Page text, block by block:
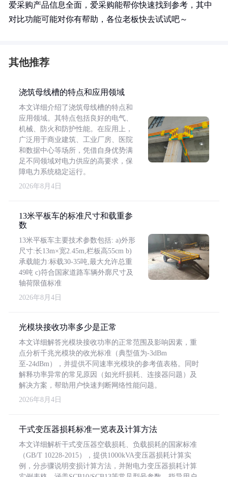
爱采购产品信息全面，爱采购能帮你快速找到参考，其中
对比功能可能对你有帮助，各位老板快去试试吧～
其他推荐
浇筑母线槽的特点和应用领域
本文详细介绍了浇筑母线槽的特点和
应用领域。其特点包括良好的电气、
机械、防火和防护性能。在应用上，
广泛用于商业建筑、工业厂房、医院
和数据中心等场所，凭借自身优势满
足不同领域对电力供应的高要求，保
障电力系统稳定运行。
2026年8月4日
13米平板车的标准尺寸和载重参
数
13米平板车主要技术参数包括: a)外形
尺寸:长13m×宽2.45m,栏板高55cm b)
承载能力:标载30-35吨,最大允许总重
49吨 c)符合国家道路车辆外廓尺寸及
轴荷限值标准
2026年8月4日
光模块接收功率多少是正常
本文详细解答光模块接收功率的正常范围及影响因素，重
点分析千兆光模块的收光标准（典型值为-3dBm
至-24dBm），并提供不同速率光模块的参考值表格。同时
解释功率异常的常见原因（如光纤损耗、连接器问题）及
解决方案，帮助用户快速判断网络性能问题。
2026年8月4日
干式变压器损耗标准一览表及计算方法
本文详细解析干式变压器空载损耗、负载损耗的国家标准
（GB/T 10228-2015），提供1000kVA变压器损耗计算实
例，分步骤说明变损计算方法，并附电力变压器损耗计算